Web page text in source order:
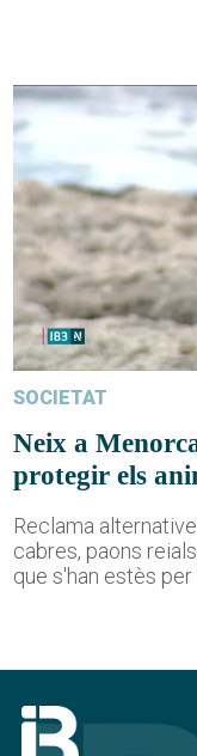
SOCIETAT
Neix a
protegir els
Reclama
cabres, paons
que s'han estès per